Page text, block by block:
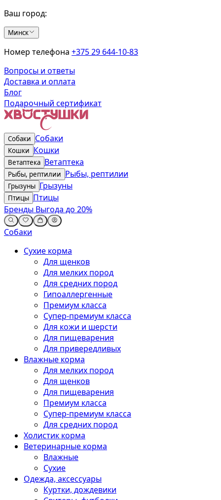
Ваш город:
Минск
Номер телефона +375 29 644-10-83
Вопросы и ответы
Доставка и оплата
Блог
Подарочный сертификат
Собаки Собаки
Кошки Кошки
Ветаптека Ветаптека
Рыбы, рептилии Рыбы, рептилии
Грызуны Грызуны
Птицы Птицы
Бренды Выгода до 20%
Собаки
Сухие корма
Для щенков
Для мелких пород
Для средних пород
Гипоаллергенные
Премиум класса
Супер-премиум класса
Для кожи и шерсти
Для пищеварения
Для привередливых
Влажные корма
Для мелких пород
Для щенков
Для пищеварения
Премиум класса
Супер-премиум класса
Для средних пород
Холистик корма
Ветеринарные корма
Влажные
Сухие
Одежда, аксессуары
Куртки, дождевики